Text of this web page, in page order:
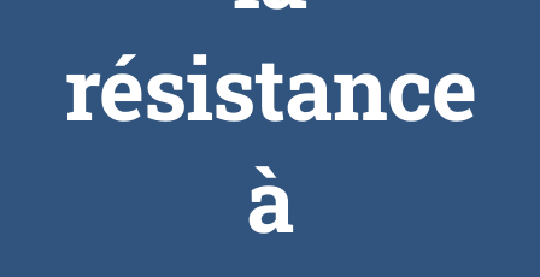
résistance
à